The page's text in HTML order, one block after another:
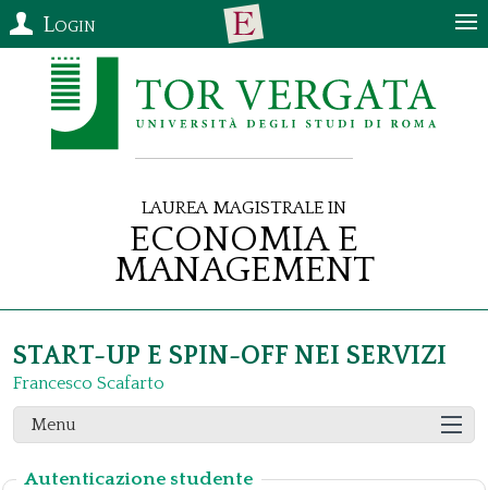
Login
Laurea Magistrale in
Economia e
Management
START-UP E SPIN-OFF NEI SERVIZI
Francesco Scafarto
Menu
Autenticazione studente